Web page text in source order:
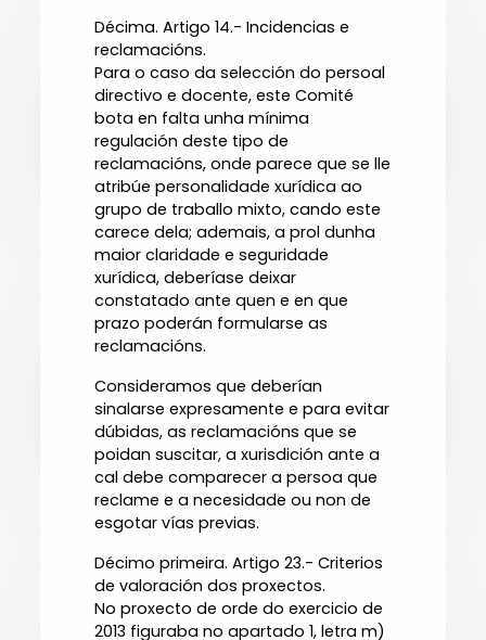
Décima. Artigo 14.- Incidencias e
reclamacións.
Para o caso da selección do persoal
directivo e docente, este Comité
bota en falta unha mínima
regulación deste tipo de
reclamacións, onde parece que se lle
atribúe personalidade xurídica ao
grupo de traballo mixto, cando este
carece dela; ademais, a prol dunha
maior claridade e seguridade
xurídica, deberíase deixar
constatado ante quen e en que
prazo poderán formularse as
reclamacións.
Consideramos que deberían
sinalarse expresamente e para evitar
dúbidas, as reclamacións que se
poidan suscitar, a xurisdición ante a
cal debe comparecer a persoa que
reclame e a necesidade ou non de
esgotar vías previas.
Décimo primeira. Artigo 23.- Criterios
de valoración dos proxectos.
No proxecto de orde do exercicio de
2013 figuraba no apartado 1, letra m)